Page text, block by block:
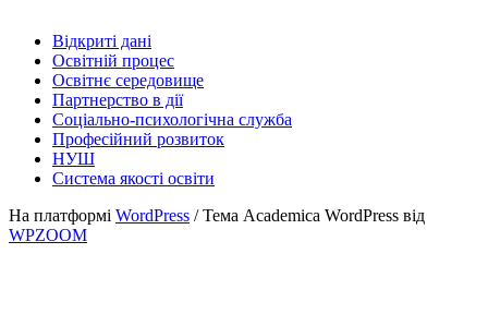
Відкриті дані
Освітній процес
Освітнє середовище
Партнерство в дії
Соціально-психологічна служба
Професійний розвиток
НУШ
Система якості освіти
На платформі WordPress / Тема Academica WordPress від
WPZOOM